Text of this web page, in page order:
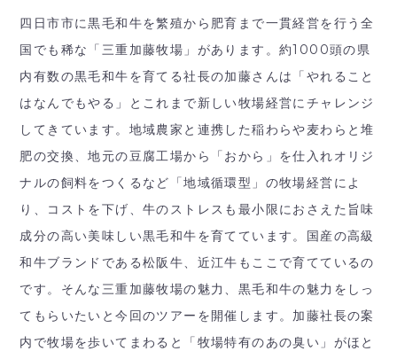
四日市市に黒毛和牛を繁殖から肥育まで一貫経営を行う全
国でも稀な「三重加藤牧場」があります。約1000頭の県
内有数の黒毛和牛を育てる社長の加藤さんは「やれること
はなんでもやる」とこれまで新しい牧場経営にチャレンジ
してきています。地域農家と連携した稲わらや麦わらと堆
肥の交換、地元の豆腐工場から「おから」を仕入れオリジ
ナルの飼料をつくるなど「地域循環型」の牧場経営によ
り、コストを下げ、牛のストレスも最小限におさえた旨味
成分の高い美味しい黒毛和牛を育てています。国産の高級
和牛ブランドである松阪牛、近江牛もここで育てているの
です。そんな三重加藤牧場の魅力、黒毛和牛の魅力をしっ
てもらいたいと今回のツアーを開催します。加藤社長の案
内で牧場を歩いてまわると「牧場特有のあの臭い」がほと